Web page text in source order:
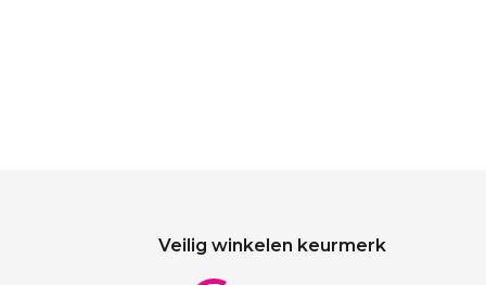
Veilig winkelen keurmerk